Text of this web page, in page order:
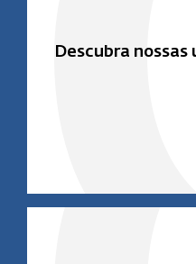
Descubra nossas